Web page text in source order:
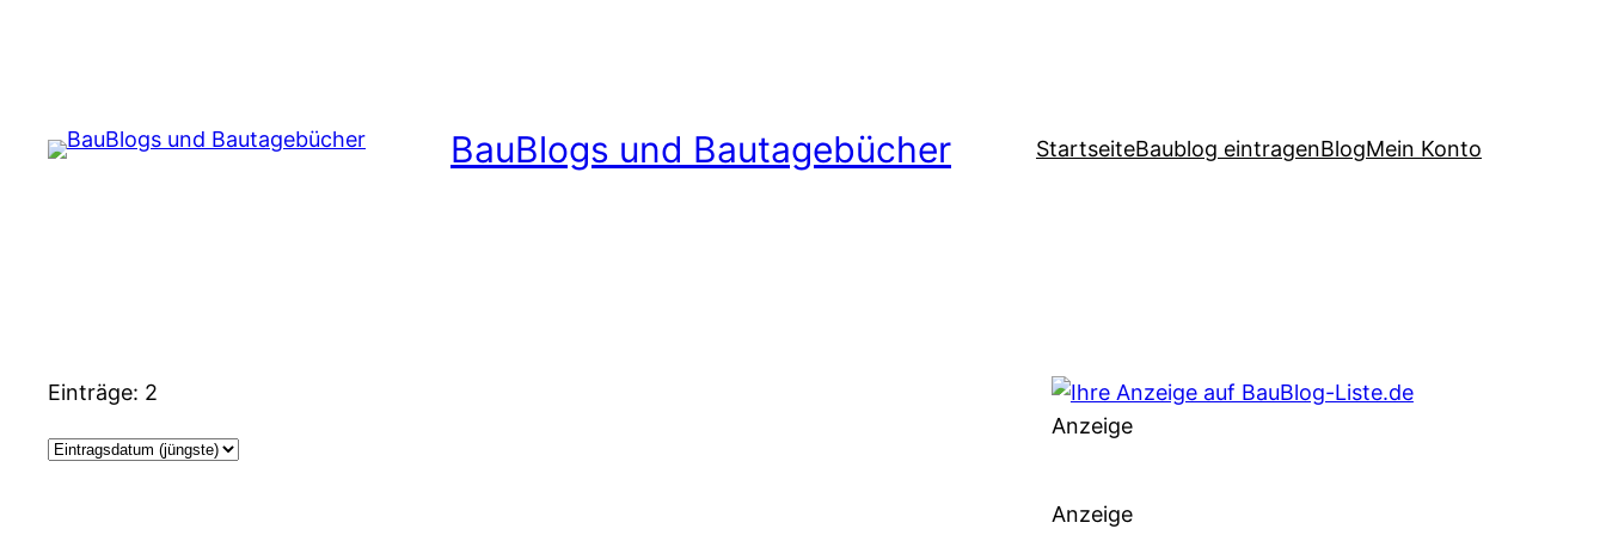
BauBlogs und Bautagebücher StartseiteBaublog eintragenBlogMein Konto
Einträge: 2
Anzeige
Anzeige